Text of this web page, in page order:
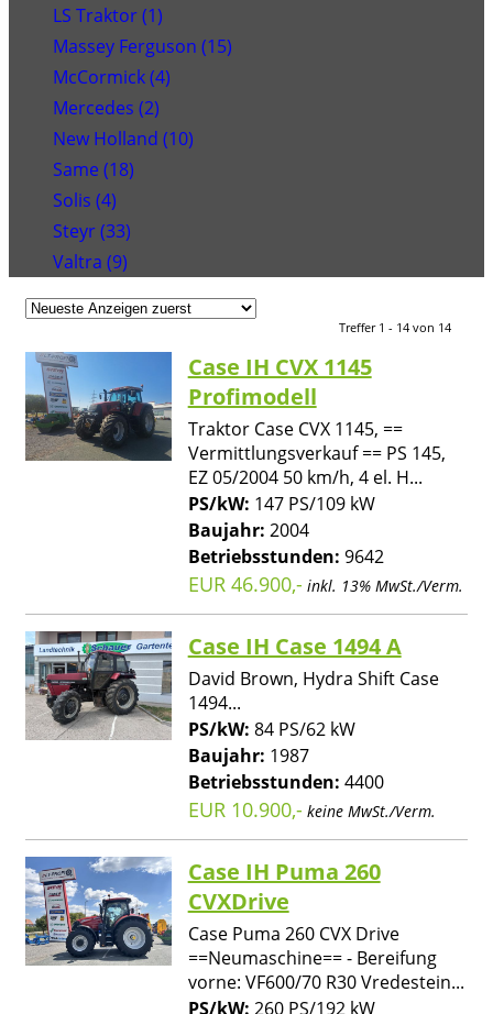
LS Traktor (1)
Massey Ferguson (15)
McCormick (4)
Mercedes (2)
New Holland (10)
Same (18)
Solis (4)
Steyr (33)
Valtra (9)
Treffer 1 - 14 von 14
Case IH CVX 1145
Profimodell
Traktor Case CVX 1145, ==
Vermittlungsverkauf == PS 145,
EZ 05/2004 50 km/h, 4 el. H...
PS/kW: 147 PS/109 kW
Baujahr: 2004
Betriebsstunden: 9642
EUR 46.900,- inkl. 13% MwSt./Verm.
Case IH Case 1494 A
David Brown, Hydra Shift Case
1494...
PS/kW: 84 PS/62 kW
Baujahr: 1987
Betriebsstunden: 4400
EUR 10.900,- keine MwSt./Verm.
Case IH Puma 260
CVXDrive
Case Puma 260 CVX Drive
==Neumaschine== - Bereifung
vorne: VF600/70 R30 Vredestein...
PS/kW: 260 PS/192 kW